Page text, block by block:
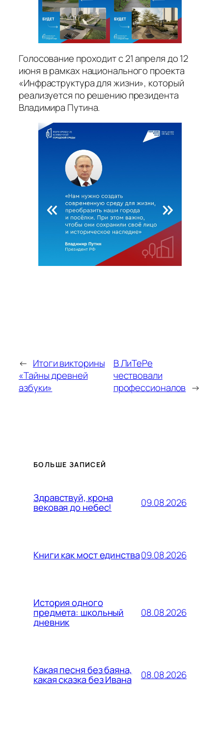
Голосование проходит с 21 апреля до 12
июня в рамках национального проекта
«Инфраструктура для жизни», который
реализуется по решению президента
Владимира Путина.
← Итоги викторины
«Тайны древней
азбуки»
В ЛиТеРе
чествовали
профессионалов →
БОЛЬШЕ ЗАПИСЕЙ
Здравствуй, крона
вековая до небес! 09.08.2026
Книги как мост единства09.08.2026
История одного
предмета: школьный
дневник
08.08.2026
Какая песня без баяна,
какая сказка без Ивана 08.08.2026